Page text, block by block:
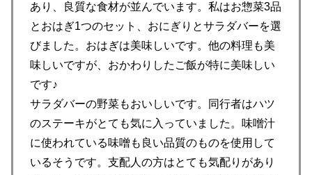
あり、良質な食材が並んでいます。私はお惣菜3品
とおはぎ1つのセット、おにぎりとサラダバーを選
びました。おはぎは美味しいです。他の料理も美
味しいですが、おかわりしたご飯が特に美味しい
です♪
サラダバーの野菜もおいしいです。同行者はハツ
のステーキがとても気に入っていました。味噌汁
に使われている味噌も良い品質のものを使用して
いるそうです。支配人の方はとても気配りがあり